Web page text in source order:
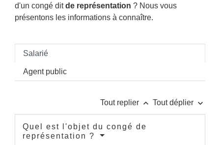
d'un congé ditde représentation ? Nous vous
présentons les informations à connaître.
Salarié
Agent public
Tout replier keyboard_arrow_up Tout déplier keyboard_arrow_down
Quel est l'objet du congé de
représentation ?